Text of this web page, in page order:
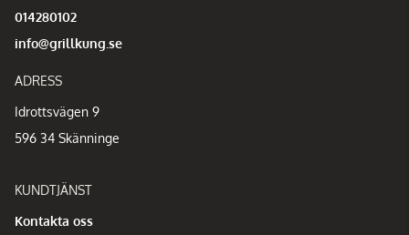
014280102
info@grillkung.se
ADRESS
Idrottsvägen 9
596 34 Skänninge
KUNDTJÄNST
Kontakta oss